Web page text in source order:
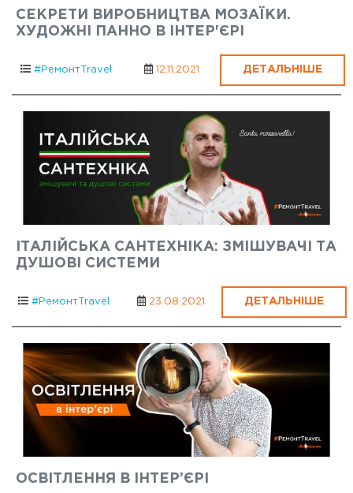
СЕКРЕТИ ВИРОБНИЦТВА МОЗАЇКИ.
ХУДОЖНІ ПАННО В ІНТЕР'ЄРІ
#РемонтTravel 12.11.2021 ДЕТАЛЬНІШЕ
ІТАЛІЙСЬКА САНТЕХНІКА: ЗМІШУВАЧІ ТА
ДУШОВІ СИСТЕМИ
#РемонтTravel 23.08.2021 ДЕТАЛЬНІШЕ
ОСВІТЛЕННЯ В ІНТЕР’ЄРІ